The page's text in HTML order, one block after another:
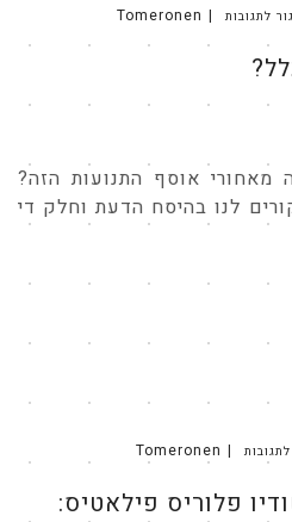
לתגובות Tomeronen
מאחורי אוסף התנועות הזה?
לנו בהיסח הדעת וחלק די
בסטודיו
פלוריס
Tomeronen
פלוריס פילאטיס: